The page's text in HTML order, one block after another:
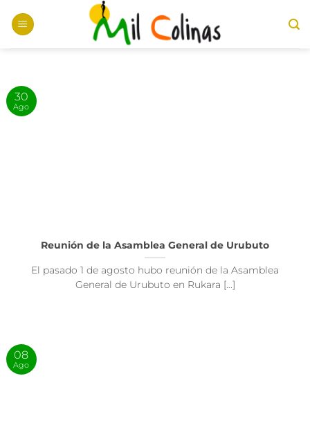
Reunión de la Asamblea General de Urubuto
El pasado 1 de agosto hubo reunión de la Asamblea
General de Urubuto en Rukara [...]
30
Ago
08
Ago